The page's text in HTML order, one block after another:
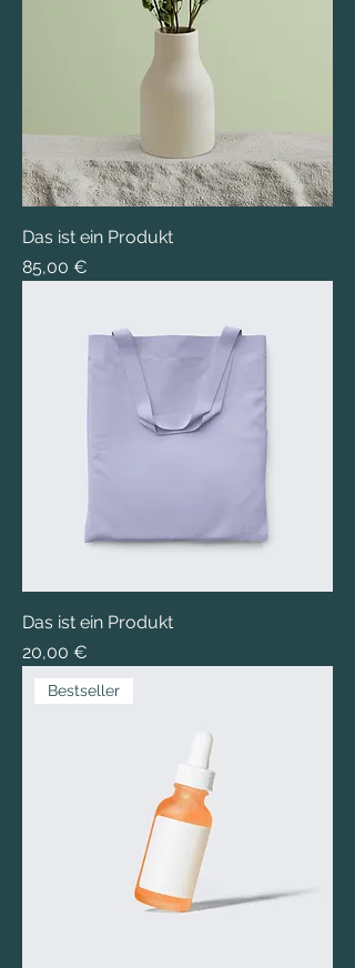
Das ist ein Produkt
Preis
85,00 €
Das ist ein Produkt
Preis
20,00 €
Bestseller